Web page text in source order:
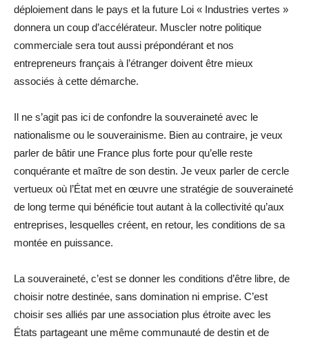
déploiement dans le pays et la future Loi « Industries vertes »
donnera un coup d’accélérateur. Muscler notre politique
commerciale sera tout aussi prépondérant et nos
entrepreneurs français à l’étranger doivent être mieux
associés à cette démarche.
Il ne s’agit pas ici de confondre la souveraineté avec le
nationalisme ou le souverainisme. Bien au contraire, je veux
parler de bâtir une France plus forte pour qu’elle reste
conquérante et maître de son destin. Je veux parler de cercle
vertueux où l’État met en œuvre une stratégie de souveraineté
de long terme qui bénéficie tout autant à la collectivité qu’aux
entreprises, lesquelles créent, en retour, les conditions de sa
montée en puissance.
La souveraineté, c’est se donner les conditions d’être libre, de
choisir notre destinée, sans domination ni emprise. C’est
choisir ses alliés par une association plus étroite avec les
États partageant une même communauté de destin et de